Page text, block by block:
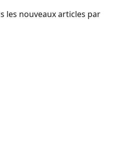
les nouveaux articles par